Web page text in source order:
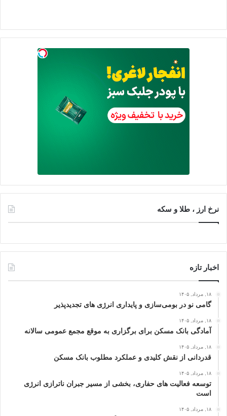
نرخ ارز ، طلا و سکه
اخبار تازه
۱۸, مرداد, ۱۴۰۵
گامی نو در بومی‌سازی و پایداری انرژی‌ های تجدیدپذیر
۱۸, مرداد, ۱۴۰۵
آمادگی بانک مسکن برای برگزاری به موقع مجمع عمومی سالانه
۱۸, مرداد, ۱۴۰۵
قدردانی از نقش کلیدی و عملکرد مطلوب بانک مسکن
۱۸, مرداد, ۱۴۰۵
توسعه فعالیت‌ های حفاری، بخشی از مسیر جبران ناترازی انرژی
است
۱۸, مرداد, ۱۴۰۵